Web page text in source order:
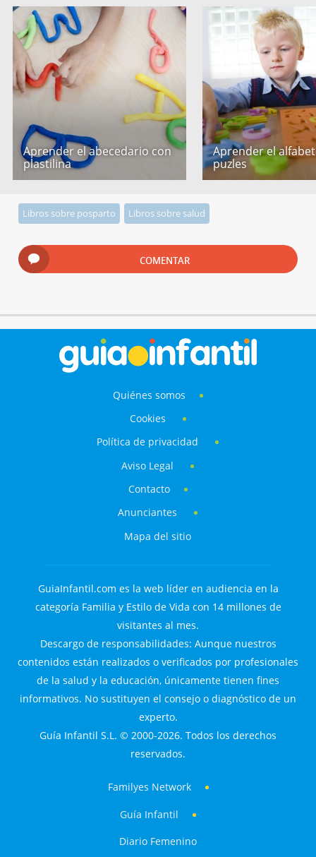
Aprender el abecedario con
plastilina
Aprender el
puzles
Libros sobre posparto Libros sobre salud
COMENTAR
Quiénes somos
Cookies
Política de privacidad
Aviso Legal
Contacto
Anunciantes
Mapa del sitio
GuiaInfantil.com es la web líder en audiencia en la
categoría Familia y Estilo de Vida con 14 millones de
visitantes al mes.
Descargo de responsabilidades: Aunque nuestros
contenidos están realizados o verificados por profesionales
de la salud y la educación, únicamente tienen fines
informativos. No sustituyen el consejo o diagnóstico de un
experto.
Guía Infantil S.L. © 2000-2026. Todos los derechos
reservados.
Familyes Network
Guía Infantil
Diario Femenino